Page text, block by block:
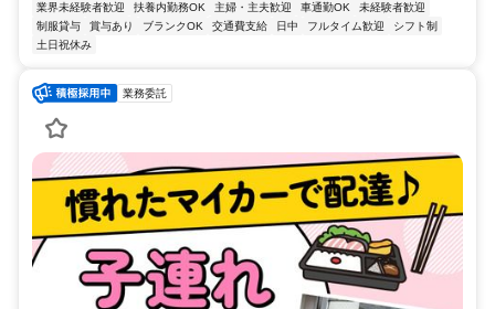
業界未経験者歓迎 扶養内勤務OK 主婦・主夫歓迎 車通勤OK
未経験者歓迎
制服貸与
賞与あり ブランクOK 交通費支給 日中 フルタイム歓迎
シフト制
土日祝休み
業務委託